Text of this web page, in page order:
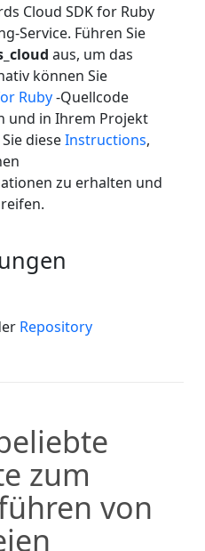
Cloud SDK for Ruby
Service. Führen Sie
aus, um das
können Sie
Ruby-Quellcode
und in Ihrem Projekt
dieseInstructions,
zu erhalten und
Repository
zum
von